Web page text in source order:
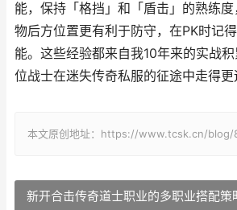
能，保持「格挡」和「盾击」的熟练
物后方位置更有利于防守，在PK时记
能。这些经验都来自我10年来的实战
位战⼠在迷失传奇私服的征途中走得更
本文原创地址：https://www.tcsk.cn/blog/
新开合击传奇道士职业的多职业搭配策